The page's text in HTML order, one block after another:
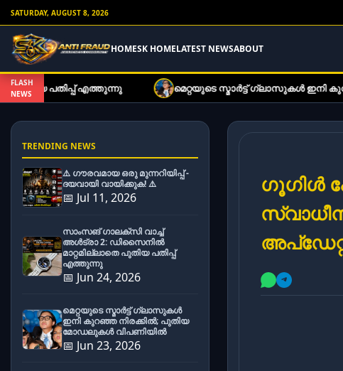
SATURDAY, AUGUST 8, 2026
HOMESK HOMELATEST NEWSABOUT
FLASH
NEWS
എത്തുന്നു മെറ്റയുടെ സ്മാർട്ട് ഗ്ലാസുകൾ ഇനി കുറഞ്ഞ
TRENDING NEWS
⚠️ ഗൗരവമായ ഒരു മുന്നറിയിപ്പ് -
ദയവായി വായിക്കുക! ⚠️
📅 Jul 11, 2026
സാംസങ് ഗാലക്സി വാച്ച്
അൾട്രാ 2: ഡിസൈനിൽ
മാറ്റമില്ലാതെ പുതിയ പതിപ്പ്
എത്തുന്നു
📅 Jun 24, 2026
മെറ്റയുടെ സ്മാർട്ട് ഗ്ലാസുകൾ
ഇനി കുറഞ്ഞ നിരക്കിൽ; പുതിയ
മോഡലുകൾ വിപണിയിൽ
📅 Jun 23, 2026
ഗൂഗിൾ